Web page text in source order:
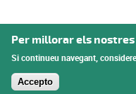
Per millorar els
Si continueu navegant,
Accepto